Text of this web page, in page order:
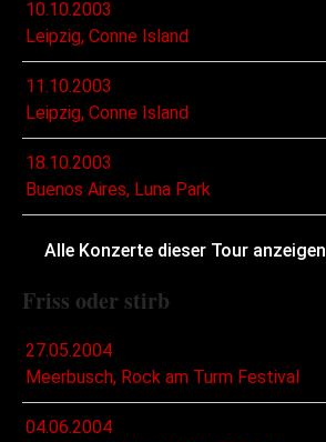
10.10.2003
Leipzig, Conne Island
11.10.2003
Leipzig, Conne Island
18.10.2003
Buenos Aires, Luna Park
Alle Konzerte dieser Tour anzeigen
Friss oder stirb
27.05.2004
Meerbusch, Rock am Turm Festival
04.06.2004